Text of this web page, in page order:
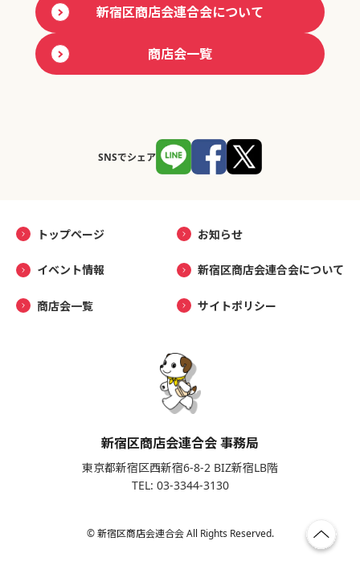
新宿区商店会連合会について
商店会一覧
SNSでシェア
トップページ お知らせ
イベント情報 新宿区商店会連合会について
商店会一覧 サイトポリシー
新宿区商店会連合会 事務局
東京都新宿区西新宿6-8-2 BIZ新宿LB階
TEL: 03-3344-3130
© 新宿区商店会連合会 All Rights Reserved.